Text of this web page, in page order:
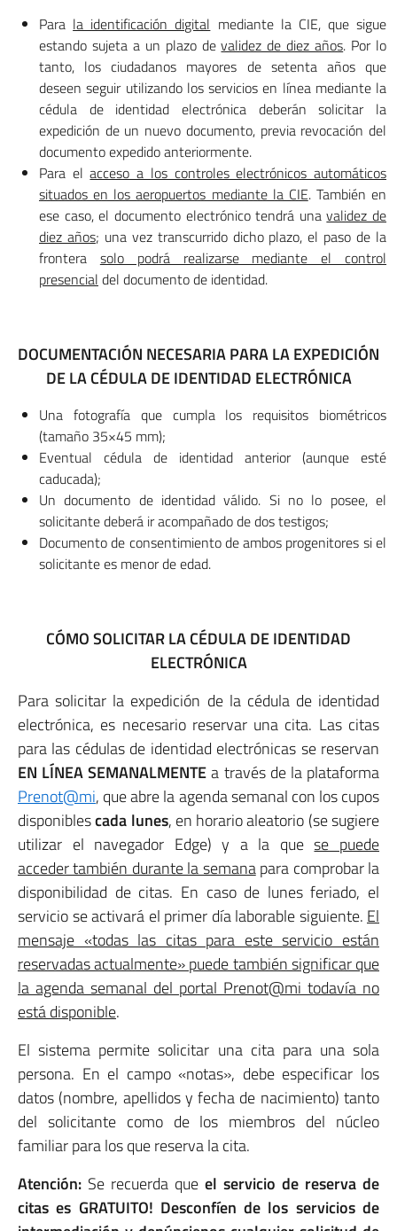
Para la identificación digital mediante la CIE, que sigue
estando sujeta a un plazo devalidez de diez años. Por lo
tanto, los ciudadanos mayores de setenta años que
deseen seguir utilizando los servicios en línea mediante la
cédula de identidad electrónica deberán solicitar la
expedición de un nuevo documento, previa revocación del
documento expedido anteriormente.
Para elacceso a los controles electrónicos automáticos
situados en los aeropuertos mediante la CIE. También en
ese caso, el documento electrónico tendrá unavalidez de
diez años; una vez transcurrido dicho plazo, el paso de la
frontera solo podrá realizarse mediante el control
presencial del documento de identidad.
DOCUMENTACIÓN NECESARIA PARA LA EXPEDICIÓN
DE LA CÉDULA DE IDENTIDAD ELECTRÓNICA
Una fotografía que cumpla los requisitos biométricos
(tamaño 35×45 mm);
Eventual cédula de identidad anterior (aunque esté
caducada);
Un documento de identidad válido. Si no lo posee, el
solicitante deberá ir acompañado de dos testigos;
Documento de consentimiento de ambos progenitores si el
solicitante es menor de edad.
CÓMO SOLICITAR LA CÉDULA DE IDENTIDAD
ELECTRÓNICA
Para solicitar la expedición de la cédula de identidad
electrónica, es necesario reservar una cita. Las citas
para las cédulas de identidad electrónicas se reservan
EN LÍNEA SEMANALMENTEa través de la plataforma
Prenot@mi, que abre la agenda semanal con los cupos
disponiblescada lunes, en horario aleatorio (se sugiere
utilizar el navegador Edge) y a la quese puede
acceder también durante la semanapara comprobar la
disponibilidad de citas. En caso de lunes feriado, el
servicio se activará el primer día laborable siguiente. El
mensaje «todas las citas para este servicio están
reservadas actualmente» puede también significar que
la agenda semanal del portal Prenot@mi todavía no
está disponible.
El sistema permite solicitar una cita para una sola
persona. En el campo «notas», debe especificar los
datos (nombre, apellidos y fecha de nacimiento) tanto
del solicitante como de los miembros del núcleo
familiar para los que reserva la cita.
Atención: Se recuerda que el servicio de reserva de
citas es GRATUITO! Desconfíen de los servicios de